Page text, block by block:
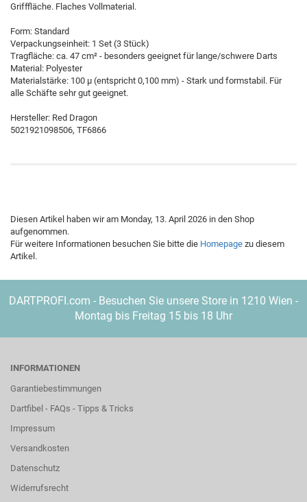
Grifffläche. Flaches Vollmaterial.
Form: Standard
Verpackungseinheit: 1 Set (3 Stück)
Tragfläche: ca. 47 cm² - besonders geeignet für lange/schwere Darts
Material: Polyester
Materialstärke: 100 µ (entspricht 0,100 mm) - Stark und formstabil. Für
alle Schäfte sehr gut geeignet.
Hersteller: Red Dragon
5021921098506, TF6866
Diesen Artikel haben wir am Monday, 13. April 2026 in den Shop
aufgenommen.
Für weitere Informationen besuchen Sie bitte die Homepage zu diesem
Artikel.
DARTPROFI.com - Besuchen Sie unsere Store in 1210 Wien -
Montag bis Freitag 15 bis 18 Uhr
INFORMATIONEN
Garantiebestimmungen
Dartfibel - FAQs - Tipps & Tricks
Impressum
Versandkosten
Datenschutz
Widerrufsrecht